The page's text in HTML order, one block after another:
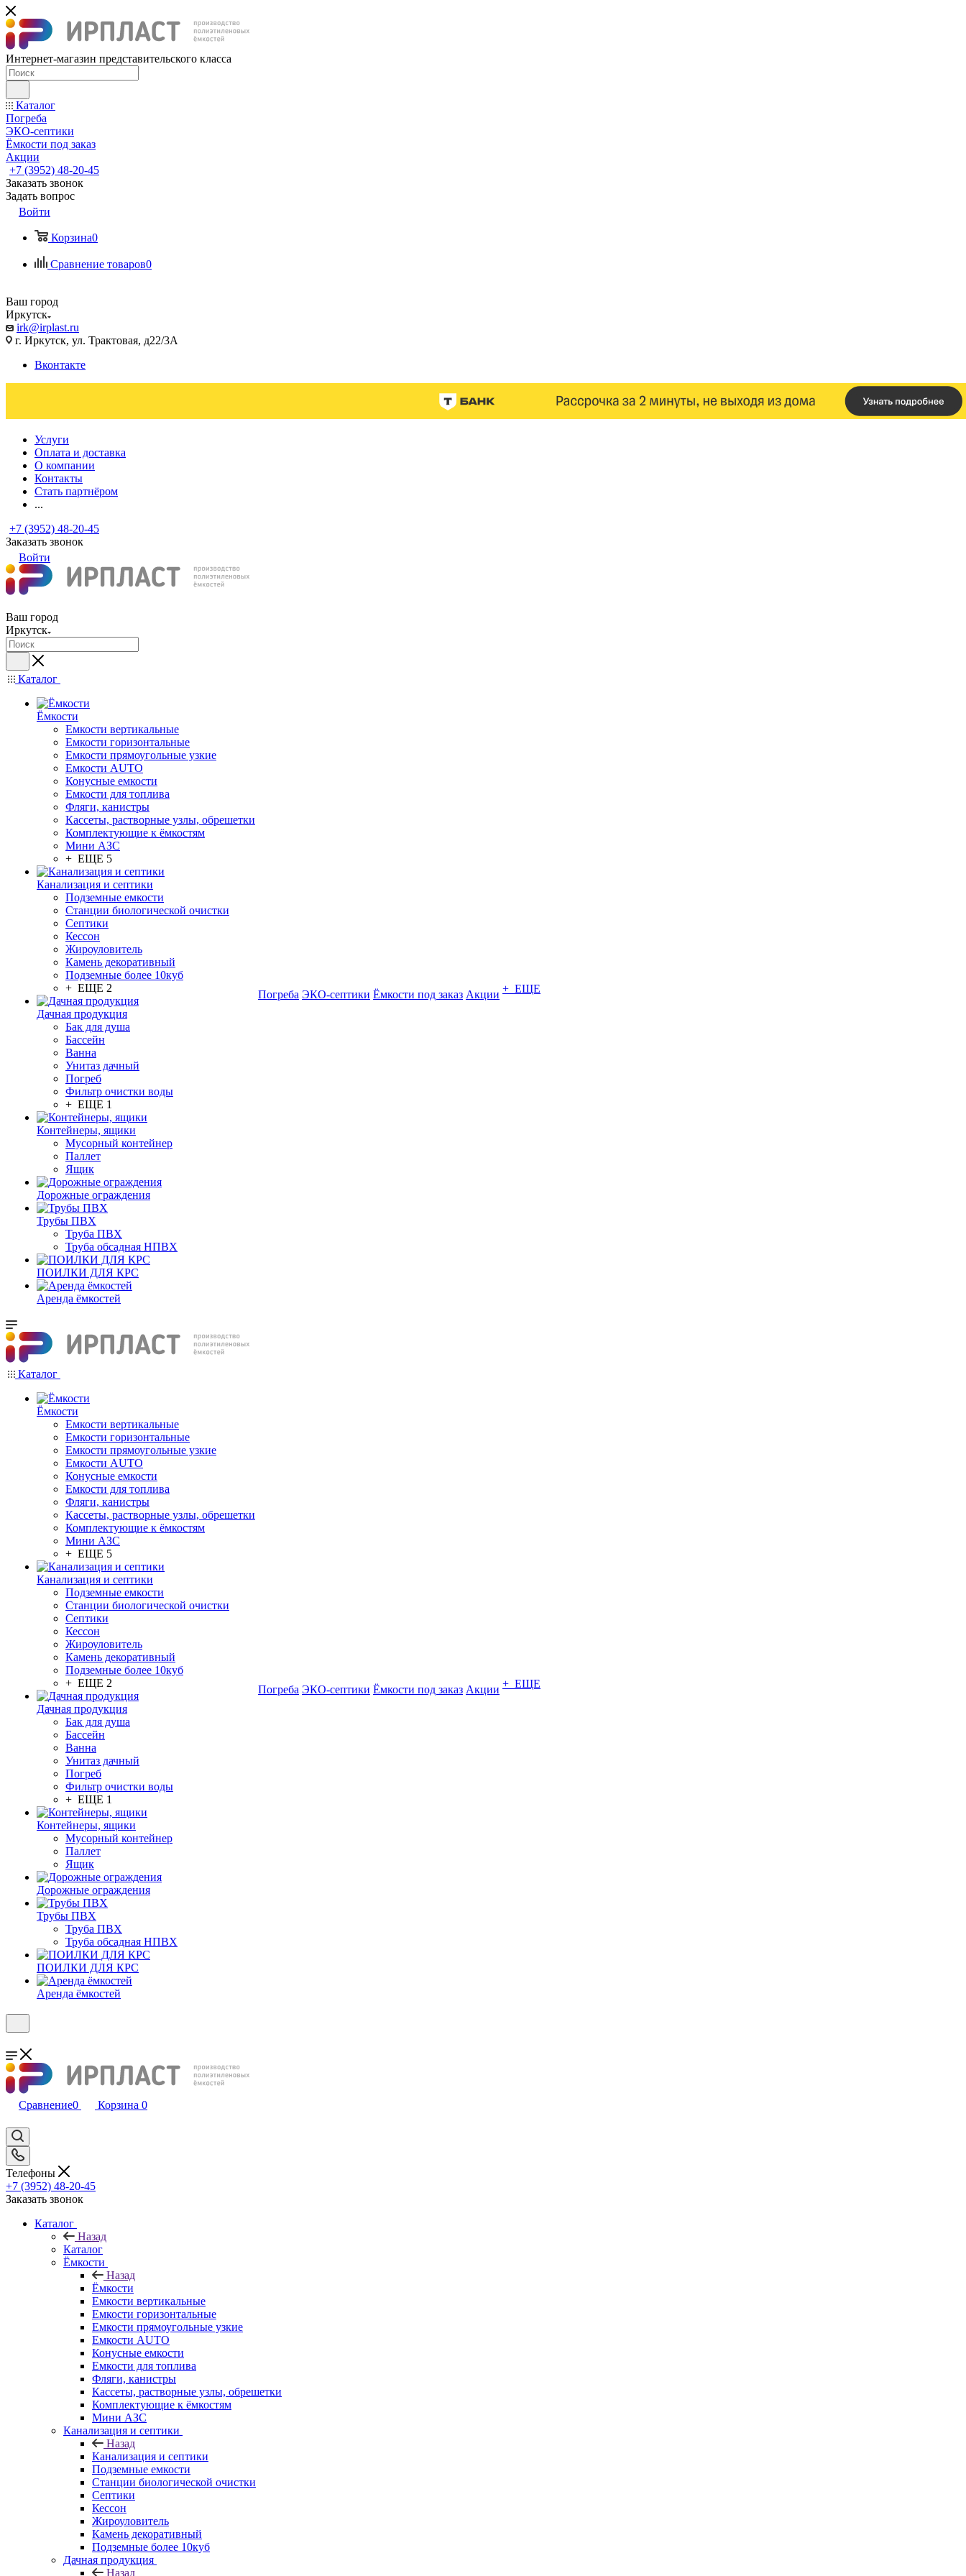
Интернет-магазин представительского класса
Каталог
Погреба
ЭКО-септики
Ёмкости под заказ
Акции
+7 (3952) 48-20-45
Заказать звонок
Задать вопрос
Войти
Корзина0
Сравнение товаров0
Ваш город
Иркутск
irk@irplast.ru
г. Иркутск, ул. Трактовая, д22/3А
Вконтакте
Услуги
Оплата и доставка
О компании
Контакты
Стать партнёром
...
+7 (3952) 48-20-45
Заказать звонок
Войти
Ваш город
Иркутск
Каталог
Ёмкости
Емкости вертикальные
Емкости горизонтальные
Емкости прямоугольные узкие
Емкости АUТО
Конусные емкости
Емкости для топлива
Фляги, канистры
Кассеты, растворные узлы, обрешетки
Комплектующие к ёмкостям
Мини АЗС
+ ЕЩЕ 5
Канализация и септики
Подземные емкости
Станции биологической очистки
Септики
Кессон
Жироуловитель
Камень декоративный
Подземные более 10куб
+ ЕЩЕ 2
Дачная продукция
Бак для душа
Бассейн
Ванна
Унитаз дачный
Погреб
Фильтр очистки воды
+ ЕЩЕ 1
Контейнеры, ящики
Мусорный контейнер
Паллет
Ящик
Дорожные ограждения
Трубы ПВХ
Труба ПВХ
Труба обсадная НПВХ
ПОИЛКИ ДЛЯ КРС
Аренда ёмкостей
Погреба ЭКО-септики Ёмкости под заказ Акции + ЕЩЕ
Каталог
Ёмкости
Емкости вертикальные
Емкости горизонтальные
Емкости прямоугольные узкие
Емкости АUТО
Конусные емкости
Емкости для топлива
Фляги, канистры
Кассеты, растворные узлы, обрешетки
Комплектующие к ёмкостям
Мини АЗС
+ ЕЩЕ 5
Канализация и септики
Подземные емкости
Станции биологической очистки
Септики
Кессон
Жироуловитель
Камень декоративный
Подземные более 10куб
+ ЕЩЕ 2
Дачная продукция
Бак для душа
Бассейн
Ванна
Унитаз дачный
Погреб
Фильтр очистки воды
+ ЕЩЕ 1
Контейнеры, ящики
Мусорный контейнер
Паллет
Ящик
Дорожные ограждения
Трубы ПВХ
Труба ПВХ
Труба обсадная НПВХ
ПОИЛКИ ДЛЯ КРС
Аренда ёмкостей
Погреба ЭКО-септики Ёмкости под заказ Акции + ЕЩЕ
Сравнение0 Корзина 0
Телефоны
+7 (3952) 48-20-45
Заказать звонок
Каталог
Назад
Каталог
Ёмкости
Назад
Ёмкости
Емкости вертикальные
Емкости горизонтальные
Емкости прямоугольные узкие
Емкости АUТО
Конусные емкости
Емкости для топлива
Фляги, канистры
Кассеты, растворные узлы, обрешетки
Комплектующие к ёмкостям
Мини АЗС
Канализация и септики
Назад
Канализация и септики
Подземные емкости
Станции биологической очистки
Септики
Кессон
Жироуловитель
Камень декоративный
Подземные более 10куб
Дачная продукция
Назад